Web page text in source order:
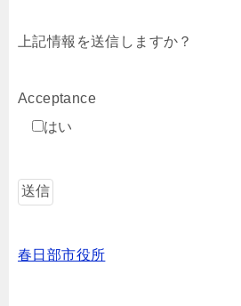
上記情報を送信しますか？
Acceptance
はい
春日部市役所